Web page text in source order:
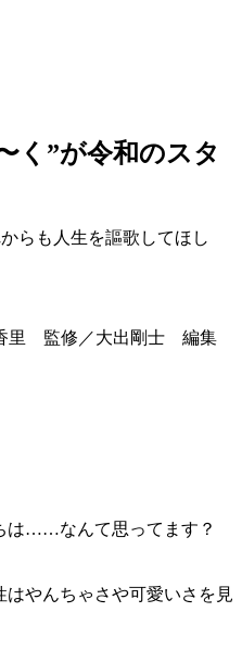
く”が令和のスタ
らも人生を謳歌してほし
里 監修／大出剛士 編集
は……なんて思ってます？
やんちゃさや可愛いさを見